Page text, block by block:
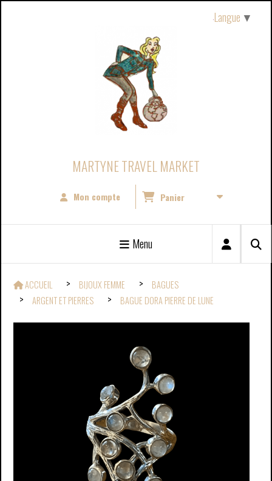
MARTYNE TRAVEL MARKET
Mon compte Panier
Menu
ACCUEIL BIJOUX FEMME
BAGUES
ARGENT ET PIERRES
BAGUE DORA PIERRE DE LUNE
Langue ▼
Panneau de gestion des cookies